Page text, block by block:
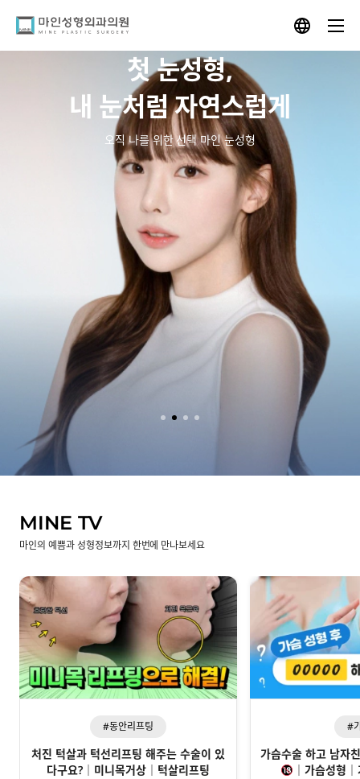
content
첫 눈성형,
내 눈처럼 자연스럽게
오직 나를 위한 선택 마인 눈성형
MINE TV
마인의 예쁨과 성형정보까지 한번에 만나보세요
#동안리프팅
처진 턱살과 턱선리프팅 해주는 수술이 있
다구요?｜미니목거상｜턱살리프팅
#
가슴수술 하고 남자
｜가슴성형